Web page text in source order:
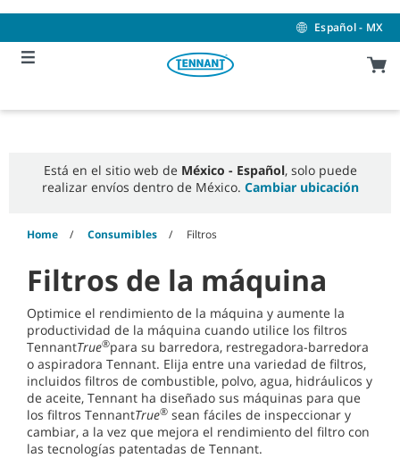
content
navigation
menu
Español - MX
Está en el sitio web de México - Español, solo puede
realizar envíos dentro de México. Cambiar ubicación
Home Consumibles Filtros
Filtros de la máquina
Optimice el rendimiento de la máquina y aumente la
productividad de la máquina cuando utilice los filtros
TennantTrue®para su barredora, restregadora-barredora
o aspiradora Tennant. Elija entre una variedad de filtros,
incluidos filtros de combustible, polvo, agua, hidráulicos y
de aceite, Tennant ha diseñado sus máquinas para que
los filtros TennantTrue® sean fáciles de inspeccionar y
cambiar, a la vez que mejora el rendimiento del filtro con
las tecnologías patentadas de Tennant.